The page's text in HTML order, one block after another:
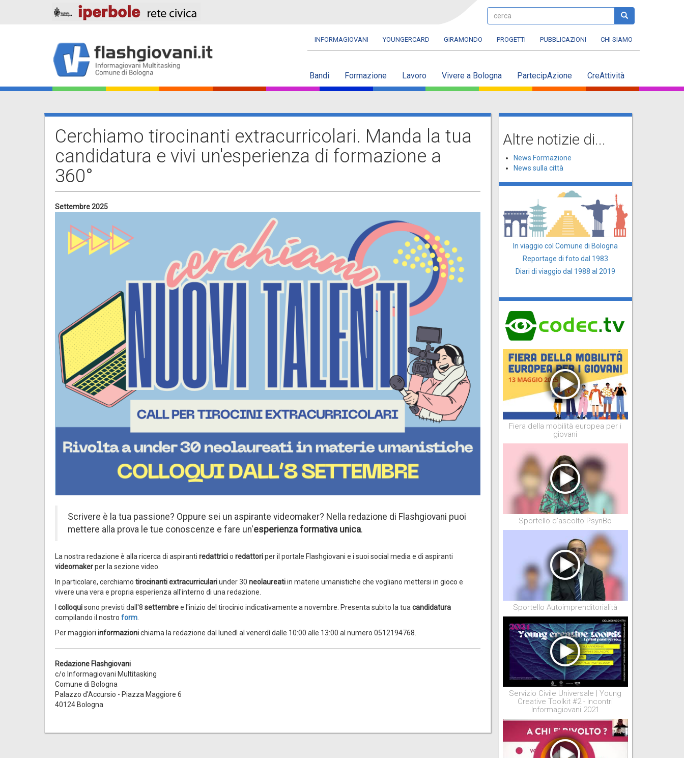
cerca cerca
Navbar
INFORMAGIOVANI YOUNGERCARD GIRAMONDO PROGETTI PUBBLICAZIONI CHI SIAMO
Main
navigation
Bandi Formazione Lavoro Vivere a Bologna PartecipAzione CreAttività
Cerchiamo tirocinanti extracurricolari. Manda la tua
candidatura e vivi un'esperienza di formazione a
360°
Settembre 2025
Scrivere è la tua passione? Oppure sei un aspirante videomaker? Nella redazione di Flashgiovani puoi
mettere alla prova le tue conoscenze e fare un'esperienza formativa unica.
La nostra redazione è alla ricerca di aspiranti redattricio redattoriper il portale Flashgiovani e i suoi social media e di aspiranti
videomakerper la sezione video.
In particolare, cerchiamo tirocinanti extracurriculariunder 30 neolaureatiin materie umanistiche che vogliano mettersi in gioco e
vivere una vera e propria esperienza all'interno di una redazione.
I colloquisono previsti dall'8 settembree l'inizio del tirocinio indicativamente a novembre. Presenta subito la tua candidatura
compilando il nostro form
Per maggiori informazionichiama la redazione dal lunedì al venerdì dalle 10:00 alle 13:00 al numero 0512194768.
Redazione Flashgiovani
c/o Informagiovani Multitasking
Comune di Bologna
Palazzo d'Accursio - Piazza Maggiore 6
40124 Bologna
Altre notizie di...
News Formazione
News sulla città
In viaggio col Comune di Bologna
Reportage di foto dal 1983
Diari di viaggio dal 1988 al 2019
Fiera della mobilità europea per i
giovani
Sportello d'ascolto PsynBo
Sportello Autoimprenditorialità
Servizio Civile Universale | Young
Creative Toolkit #2 - Incontri
Informagiovani 2021